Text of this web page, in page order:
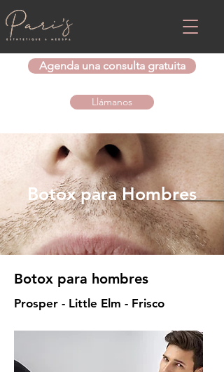
Agenda una consulta gratuita
Llámanos
Botox para Hombres
Botox para hombres
Prosper - Little Elm - Frisco